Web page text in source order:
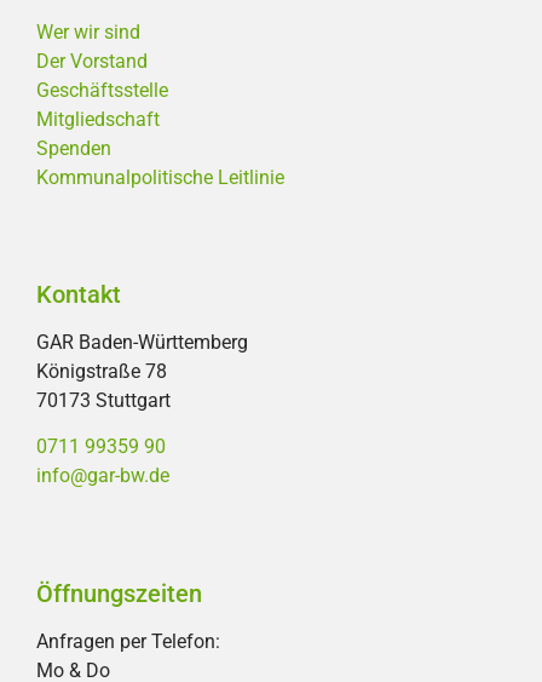
Wer wir sind
Der Vorstand
Geschäftsstelle
Mitgliedschaft
Spenden
Kommunalpolitische Leitlinie
Kontakt
GAR Baden-Württemberg
Königstraße 78
70173 Stuttgart
0711 99359 90
info@gar-bw.de
Öffnungszeiten
Anfragen per Telefon:
Mo & Do